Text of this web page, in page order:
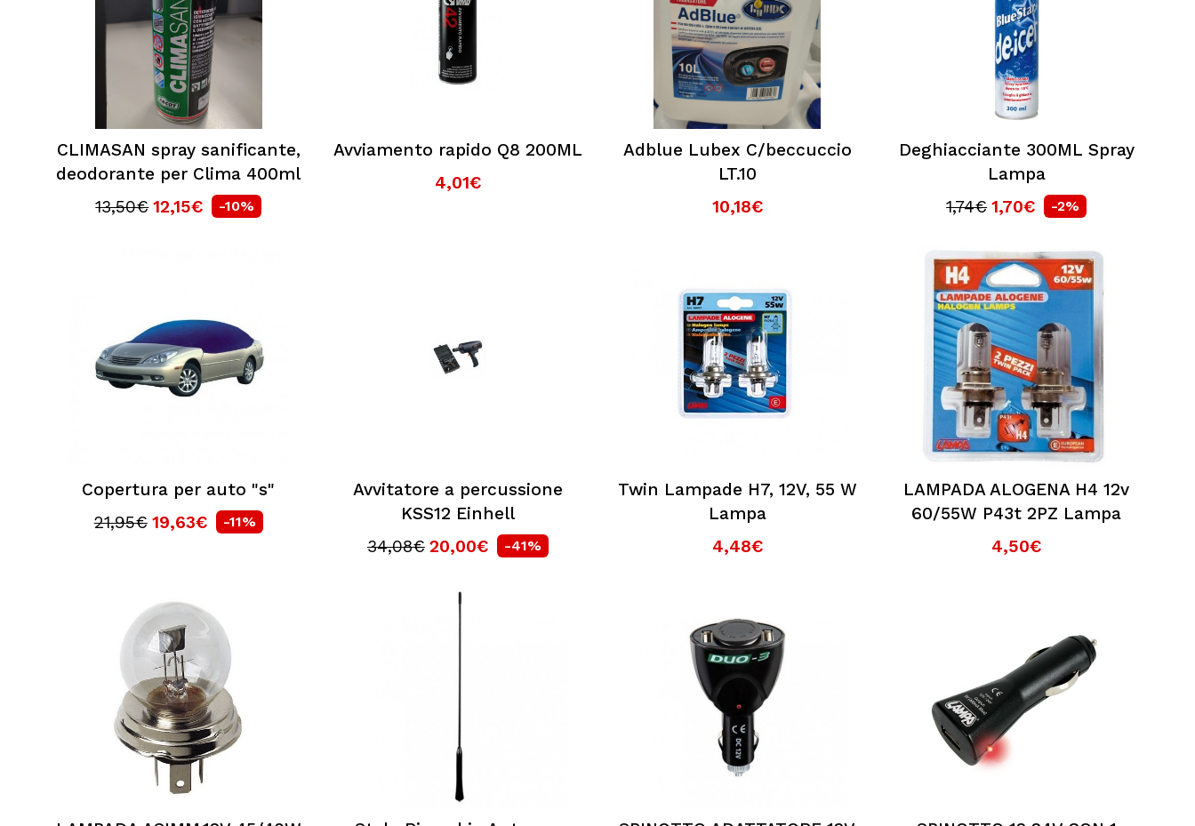
CLIMASAN spray sanificante,
deodorante per Clima 400ml
13,50€ 12,15€ -10%
Avviamento rapido Q8 200ML
4,01€
Adblue Lubex C/beccuccio
LT.10
10,18€
Deghiacciante 300ML Spray
Lampa
1,74€ 1,70€ -2%
Copertura per auto "s"
21,95€ 19,63€ -11%
Avvitatore a percussione
KSS12 Einhell
34,08€ 20,00€ -41%
Twin Lampade H7, 12V, 55 W
Lampa
4,48€
LAMPADA ALOGENA H4 12v
60/55W P43t 2PZ Lampa
4,50€